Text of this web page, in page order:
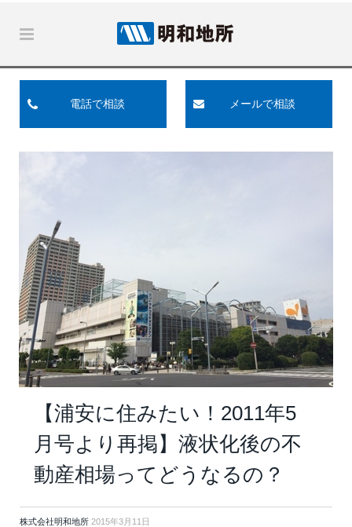
電話で相談 メールで相談
【浦安に住みたい！2011年5
月号より再掲】液状化後の不
動産相場ってどうなるの？
株式会社明和地所 2015年3月11日